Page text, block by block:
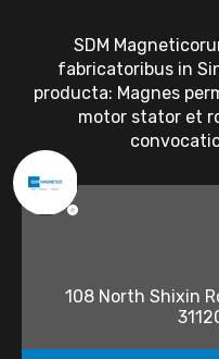
SDM
fabricatoribus in
producta: Magnes
motor stator et
108 North Shixin